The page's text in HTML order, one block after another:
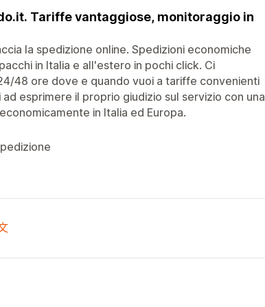
Tariffe vantaggiose, monitoraggio in
la spedizione online. Spedizioni economiche
in Italia e all'estero in pochi click. Ci
48 ore dove e quando vuoi a tariffe convenienti
esprimere il proprio giudizio sul servizio con una
in Italia ed Europa.